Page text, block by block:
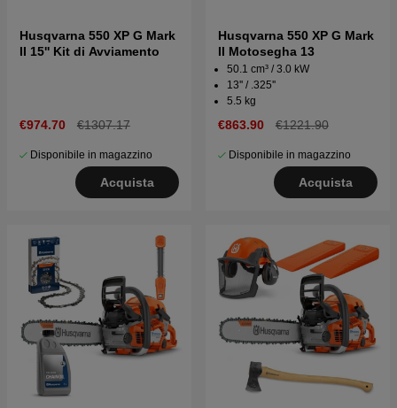
Husqvarna 550 XP G Mark
II 15'' Kit di Avviamento
€974.70 €1307.17
Disponibile in magazzino
Acquista
Husqvarna 550 XP G Mark
II Motosegha 13
50.1 cm³ / 3.0 kW
13'' / .325''
5.5 kg
€863.90 €1221.90
Disponibile in magazzino
Acquista